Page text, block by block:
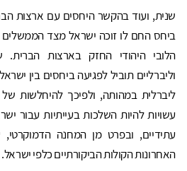
שנית, ועוד בהקשר היחסים עם ארצות
ביחס החם לו זוכה ישראל מצד הממשלים
הלובי היהודי החזק בארצות הברית.
וליברליים תוביל לפגיעה ביחסים בין
ליברלית במהותה, ולפיכך להיחלשות
עשויות להיות השלכות בעייתיות עבור
עתידיים, ובפרט מן המחנה הדמוקרטי,
האחרונות הקולות הביקורתיים כלפי ישראל.